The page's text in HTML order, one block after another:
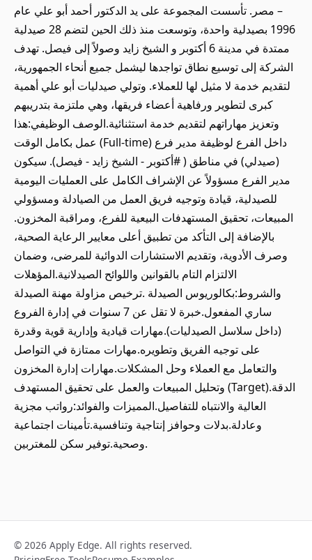
– مصر. تأسست المجموعة على يد الدكتور أحمد أبو علي عام
1996 بصيدلية واحدة، وتوسعت منذ ذلك الحين لتضم 28 صيدلية
ممتدة في مدينة 6 أكتوبر و الشيخ زايد وصولاً إلى فيصل. تهدف
الشركة إلى توسيع نطاق تواجدها ليشمل جميع أنحاء الجمهورية،
لتقديم خدمة لا مثيل لها للعملاء. وتولي صيدليات أبو علي أهمية
كبرى لتطوير ورفاهية أعضاء فريقها، وهي ملتزمة بتدريبهم
وتعزيز مهاراتهم لتقديم خدمة استثنائية.الوصف الوظيفي:هذا
عمل بكامل الوقت (Full-time) داخل الفرع لوظيفة مدير فرع
(صيدلي) في مناطق ( #أكتوبر - الشيخ زايد - فيصل). سيكون
مدير الفرع مسؤولاً عن الإشراف الكامل على العمليات اليومية
للصيدلية، قيادة وتوجيه فريق العمل من الصيادلة ومسؤولي
المبيعات، تحقيق المستهدفات البيعية للفرع، ومراقبة المخزون.
بالإضافة إلى التأكد من تطبيق أعلى معايير الرعاية الصحية،
وصرف الأدوية، وتقديم الاستشارات الدوائية للمرضى، وضمان
الالتزام التام بالقوانين واللوائح الصيدلانية.المؤهلات
والشروط:بكالوريوس الصيدلة .ترخيص مزاولة مهنة الصيدلة
ساري المفعول.خبرة لا تقل عن 7 سنوات في إدارة الفروع
(داخل سلاسل الصيدليات).مهارات قيادية وإدارية قوية وقدرة
على توجيه الفريق وتطويره.مهارات ممتازة في التواصل
والتعامل مع العملاء وحل المشكلات.مهارات إدارة المخزون
وتحليل المبيعات والعمل على تحقيق المستهدف (Target).الدقة
العالية والانتباه للتفاصيل.المميزات والفوائد:رواتب مجزية
وعادلة.بدلات وحوافز إنتاجية وتنافسية.تأمينات اجتماعية
وصحية.توفير سكن للمغتربين.
© 2026 Apply Edge. All rights reserved.